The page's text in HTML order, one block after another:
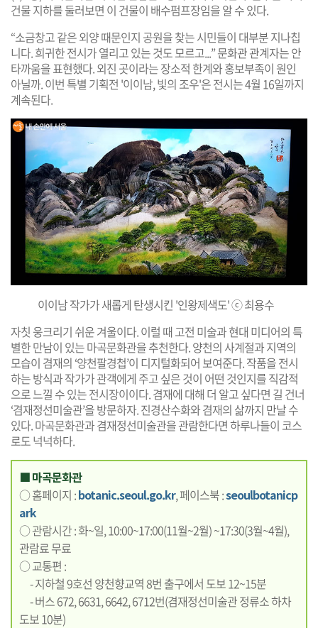
건물 지하를 둘러보면 이 건물이 배수펌프장임을 알 수 있다.
“소금창고 같은 외양 때문인지 공원을 찾는 시민들이 대부분 지나칩
니다. 희귀한 전시가 열리고 있는 것도 모르고...” 문화관 관계자는 안
타까움을 표현했다. 외진 곳이라는 장소적 한계와 홍보부족이 원인
아닐까. 이번 특별 기획전 '이이남, 빛의 조우'은 전시는 4월 16일까지
계속된다.
이이남 작가가 새롭게 탄생시킨 '인왕제색도' ⓒ 최용수
자칫 웅크리기 쉬운 겨울이다. 이럴 때 고전 미술과 현대 미디어의 특
별한 만남이 있는 마곡문화관을 추천한다. 양천의 사계절과 지역의
모습이 겸재의 ‘양천팔경첩’이 디지털화되어 보여준다. 작품을 전시
하는 방식과 작가가 관객에게 주고 싶은 것이 어떤 것인지를 직감적
으로 느낄 수 있는 전시장이이다. 겸재에 대해 더 알고 싶다면 길 건너
‘겸재정선미술관’을 방문하자. 진경산수화와 겸재의 삶까지 만날 수
있다. 마곡문화관과 겸재정선미술관을 관람한다면 하루나들이 코스
로도 넉넉하다.
■ 마곡문화관
○ 홈페이지 :botanic.seoul.go.kr, 페이스북 :seoulbotanicp
ark
○ 관람시간 : 화~일, 10:00~17:00(11월~2월) ~17:30(3월~4월),
관람료 무료
○ 교통편 :
- 지하철 9호선 양천향교역 8번 출구에서 도보 12~15분
- 버스 672, 6631, 6642, 6712번(겸재정선미술관 정류소 하차
도보 10분)